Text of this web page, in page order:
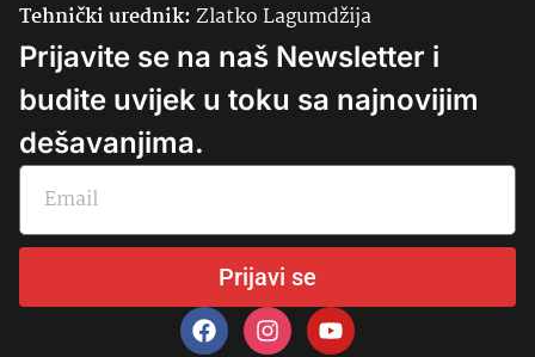
Tehnički urednik:Zlatko Lagumdžija
Prijavite se na naš Newsletter i
budite uvijek u toku sa najnovijim
dešavanjima.
Prijavi se